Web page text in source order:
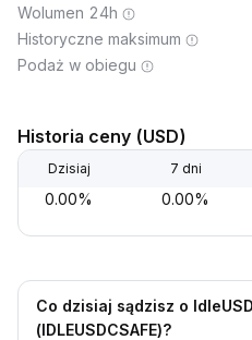
Wolumen 24h
Historyczne maksimum
Podaż w obiegu
Historia ceny (USD)
Dzisiaj 7 dni
0.00% 0.00%
Co dzisiaj sądzisz o
(IDLEUSDCSAFE)?